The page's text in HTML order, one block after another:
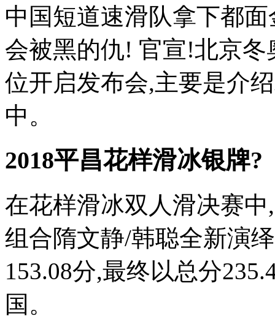
中国短道速滑队拿下都
会被黑的仇! 官宣!北京
位开启发布会,主要是介
中。
2018平昌花样滑冰银牌?
在花样滑冰双人滑决赛
组合隋文静/韩聪全新演
153.08分,最终以总分
国。